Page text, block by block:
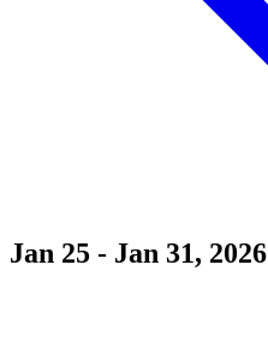
Jan 25 - Jan 31, 2026